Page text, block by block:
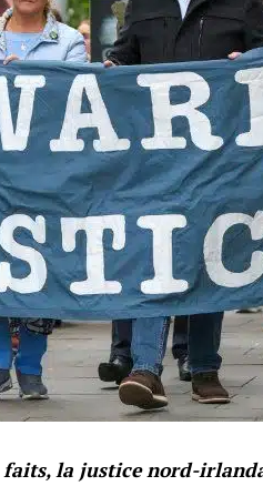
la justice nord-